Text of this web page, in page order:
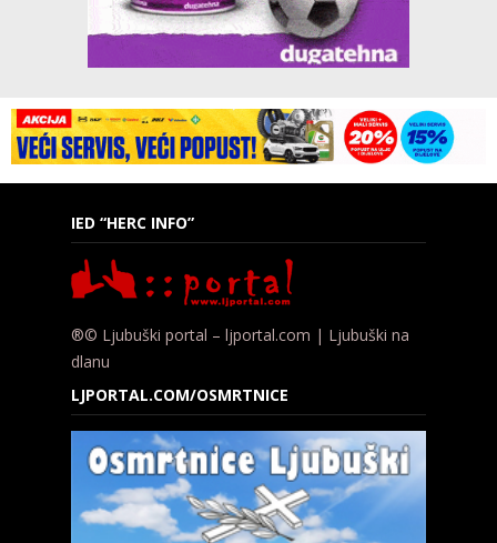
IED “HERC INFO”
®© Ljubuški portal – ljportal.com | Ljubuški na
dlanu
LJPORTAL.COM/OSMRTNICE